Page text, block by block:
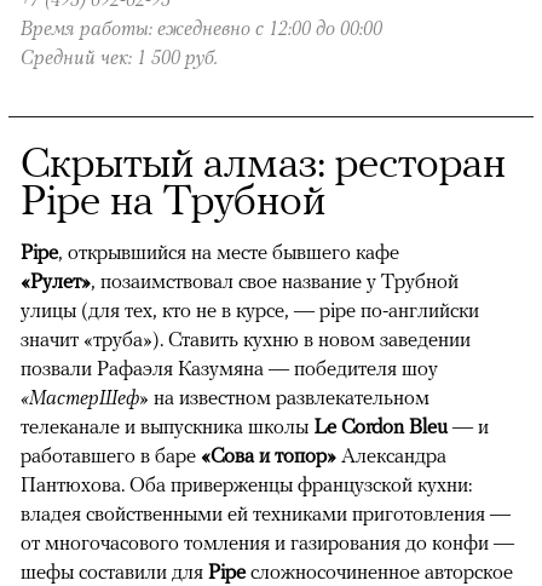
Время работы: ежедневно с 12:00 до 00:00
Средний чек: 1 500 руб.
Скрытый алмаз: ресторан
Pipe на Трубной
Pipe, открывшийся на месте бывшего кафе
«Рулет», позаимствовал свое название у Трубной
улицы (для тех, кто не в курсе, — pipe по-английски
значит «труба»). Ставить кухню в новом заведении
позвали Рафаэля Казумяна — победителя шоу
«МастерШеф» на известном развлекательном
телеканале и выпускника школы Le Cordon Bleu— и
работавшего в баре «Сова и топор» Александра
Пантюхова. Оба приверженцы французской кухни:
владея свойственными ей техниками приготовления —
от многочасового томления и газирования до конфи —
шефы составили для Pipeсложносочиненное авторское